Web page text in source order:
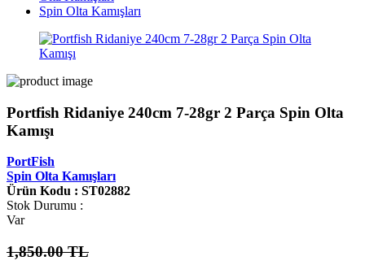
Spin Olta Kamışları
Portfish Ridaniye 240cm 7-28gr 2 Parça Spin Olta
Kamışı
PortFish
Spin Olta Kamışları
Ürün Kodu : ST02882
Stok Durumu :
Var
1,850.00 TL